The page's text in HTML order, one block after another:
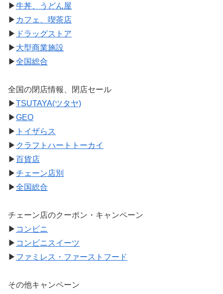
▶牛丼、うどん屋
▶ カフェ、喫茶店
▶ ドラッグストア
▶ 大型商業施設
▶全国総合
全国の閉店情報、閉店セール
▶TSUTAYA(ツタヤ)
▶GEO
▶ トイザらス
▶ クラフトハートトーカイ
▶百貨店
▶チェーン店別
▶全国総合
チェーン店のクーポン・キャンペーン
▶ コンビニ
▶ コンビニスイーツ
▶ ファミレス・ファーストフード
その他キャンペーン